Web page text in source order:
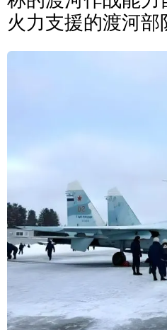
火力支援的渡河